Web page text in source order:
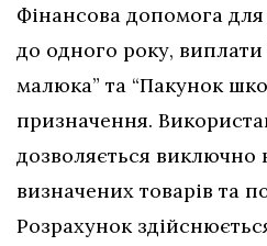
Фінансова допомога
до одного року, виплати
малюка” та “Пакунок
призначення.
дозволяється виключно
визначених товарів та
Розрахунок